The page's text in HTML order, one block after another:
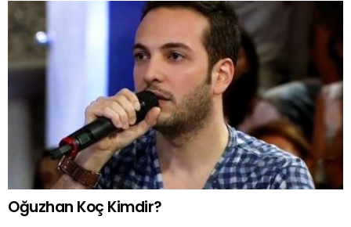
Oğuzhan Koç Kimdir?